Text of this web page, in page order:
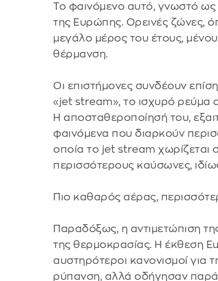
Το φαινόμενο αυτό, γνωστό ως
της Ευρώπης. Ορεινές ζώνες,
μεγάλο μέρος του έτους,
θέρμανση.
Οι επιστήμονες συνδέουν
«jet stream», το ισχυρό ρεύμα
Η αποσταθεροποίησή του,
φαινόμενα που διαρκούν
οποία το jet stream χωρίζεται
περισσότερους καύσωνες,
Πιο καθαρός αέρας,
Παραδόξως, η αντιμετώπιση
της θερμοκρασίας. Η έκθεση
αυστηρότεροι κανονισμοί για
ρύπανση, αλλά οδήγησαν